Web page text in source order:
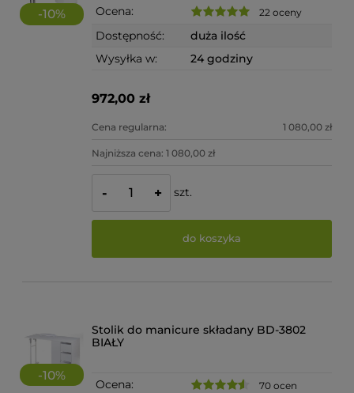
-10% Ocena: 22 oceny
Dostępność:
duża ilość
Wysyłka w:
24 godziny
972,00 zł
Cena regularna: 1 080,00 zł
Najniższa cena:1 080,00 zł
- + szt.
do koszyka
-10%
Stolik do manicure składany BD-3802
BIAŁY
Ocena: 70 ocen